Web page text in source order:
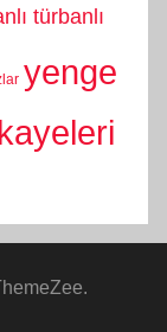
türbanlı
yenge